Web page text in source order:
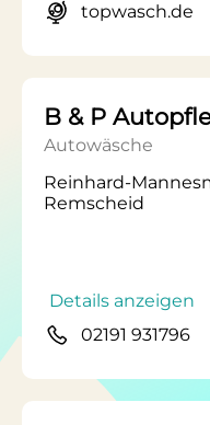
topwasch.de
B & P
Autowäsche
Reinhard-
Remscheid
Details anzeigen
02191 931796